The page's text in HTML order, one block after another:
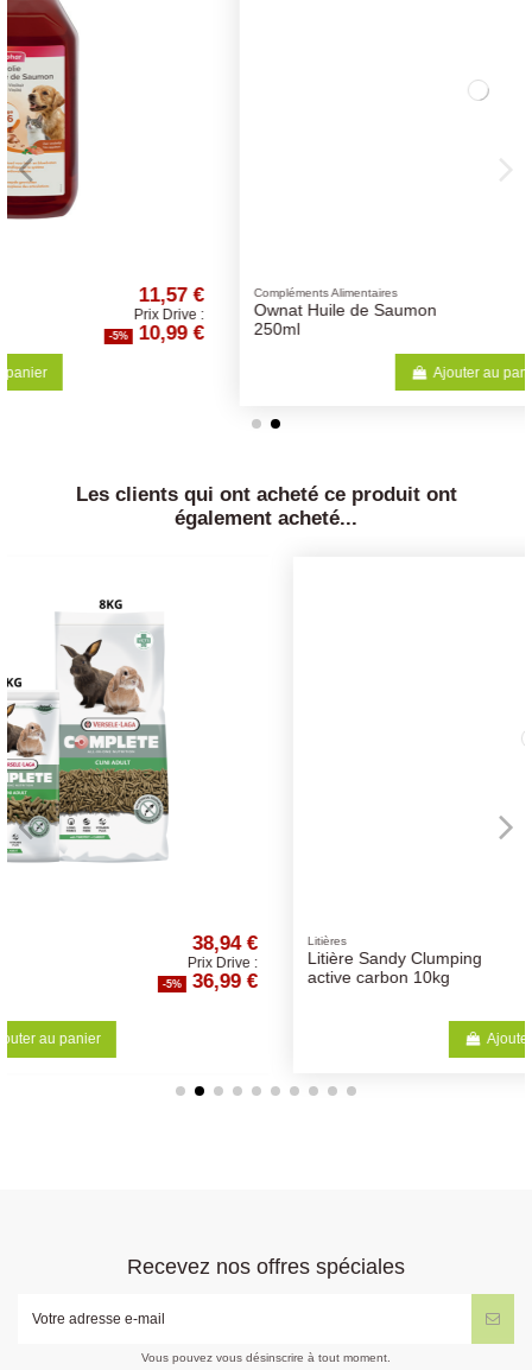
Compléments Alimentaires
Ownat Huile de Saumon
Prix Drive :
Les clients qui ont acheté ce produit ont
également acheté...
Litière Sandy Clumping
active carbon 10kg
Prix Drive :
-5% 7,99 €
Recevez nos offres spéciales
Vous pouvez vous désinscrire à tout moment.